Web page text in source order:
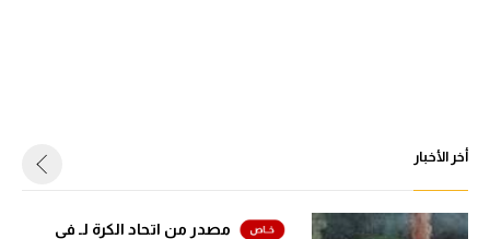
أخر الأخبار
مصدر من اتحاد الكرة لـ في